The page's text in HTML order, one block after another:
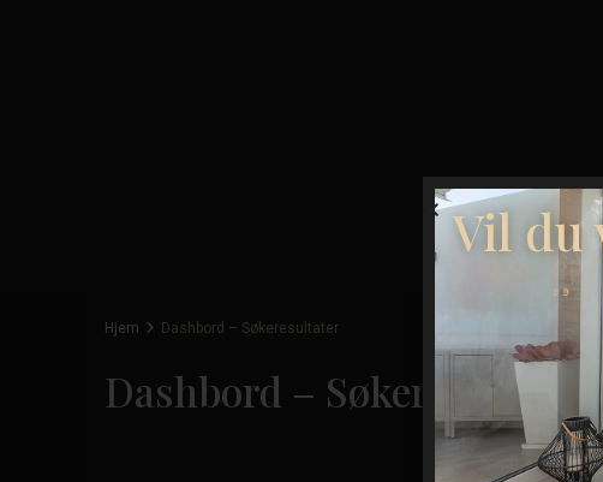
Hjem Dashbord – Søkeresultater
Dashbord – Søkeresultater
Vil du